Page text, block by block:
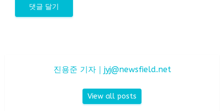
진용준 기자｜ jyj@newsfield.net
View all posts